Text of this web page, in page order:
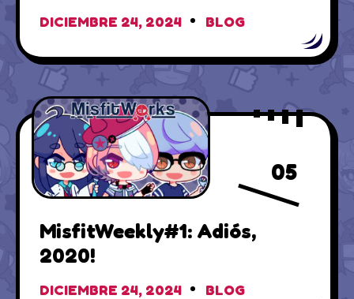
DICIEMBRE 24, 2024 BLOG
05
MisfitWeekly#1: Adiós,
2020!
DICIEMBRE 24, 2024 BLOG